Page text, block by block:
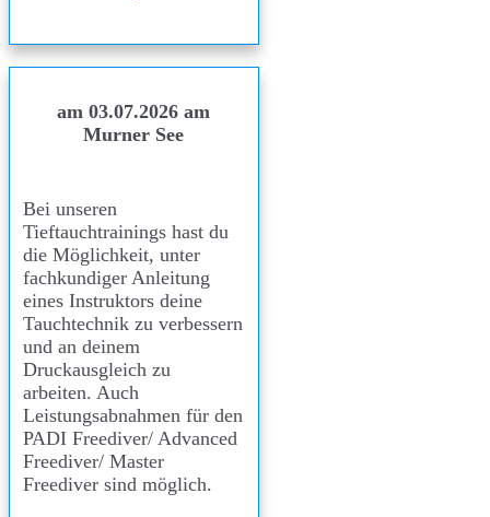
am 03.07.2026 am
Murner See
Bei unseren
Tieftauchtrainings hast du
die Möglichkeit, unter
fachkundiger Anleitung
eines Instruktors deine
Tauchtechnik zu verbessern
und an deinem
Druckausgleich zu
arbeiten. Auch
Leistungsabnahmen für den
PADI Freediver/ Advanced
Freediver/ Master
Freediver sind möglich.